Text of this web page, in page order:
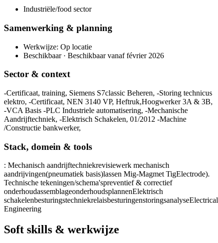
Industriële/food sector
Samenwerking & planning
Werkwijze: Op locatie
Beschikbaar · Beschikbaar vanaf février 2026
Sector & context
-Certificaat, training, Siemens S7classic Beheren, -Storing technicus
elektro, -Certificaat, NEN 3140 VP, Heftruk,Hoogwerker 3A & 3B,
-VCA Basis -PLC Industriele automatisering, -Mechanische
Aandrijftechniek, -Elektrisch Schakelen, 01/2012 -Machine
/Constructie bankwerker,
Stack, domein & tools
: Mechanisch aandrijftechniekrevisiewerk mechanisch
aandrijvingen(pneumatiek basis)lassen Mig-Magmet TigElectrode).
Technische tekeningen/schema'spreventief & correctief
onderhoudassemblageonderhoudsplannenElektrisch
schakelenbesturingstechniekrelaisbesturingenstoringsanalyseElectrical
Engineering
Soft skills & werkwijze